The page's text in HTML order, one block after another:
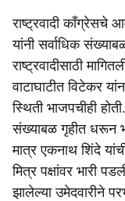
राष्ट्रवादी काँग्रेसचे
यांनी सर्वाधिक
राष्ट्रवादीसाठी
वाटाघाटीत विटेकर
स्थिती भाजपचीही
संख्याबळ गृहीत धरून
मात्र एकनाथ शिंदे
मित्र पक्षांवर भारी
झालेल्या उमेदवारीने